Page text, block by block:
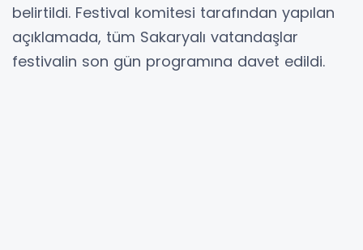
belirtildi. Festival komitesi tarafından yapılan
açıklamada, tüm Sakaryalı vatandaşlar
festivalin son gün programına davet edildi.